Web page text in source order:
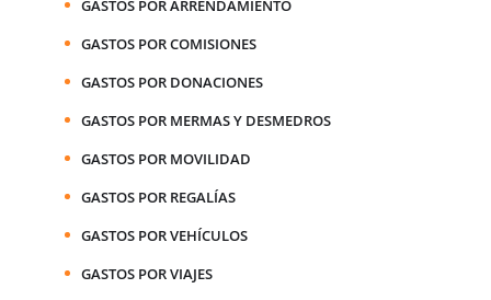
GASTOS POR ARRENDAMIENTO
GASTOS POR COMISIONES
GASTOS POR DONACIONES
GASTOS POR MERMAS Y DESMEDROS
GASTOS POR MOVILIDAD
GASTOS POR REGALÍAS
GASTOS POR VEHÍCULOS
GASTOS POR VIAJES